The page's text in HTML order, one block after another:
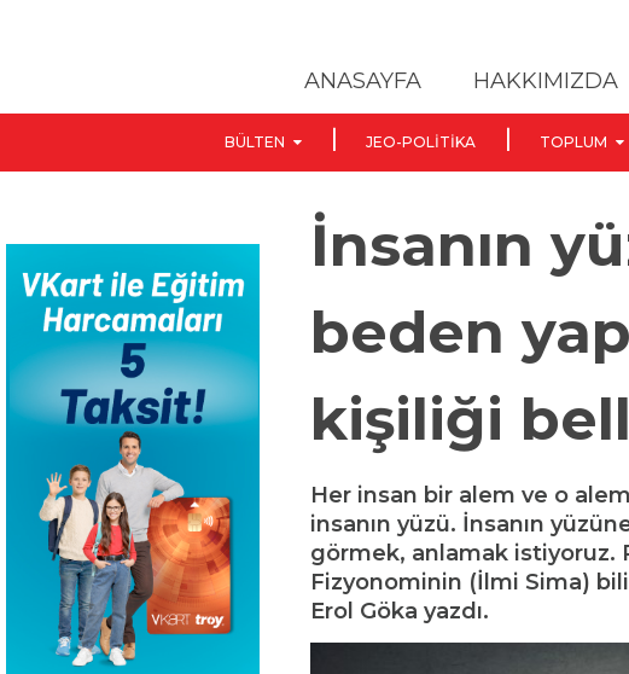
ANASAYFA HAKKIMIZDA
BÜLTEN JEO-POLITIKA TOPLUM
İnsanın
beden
kişiliği
Her insan bir alem ve o
insanın yüzü. İnsanın
görmek, anlamak istiyoruz.
Fizyonominin (İlmi Sima)
Erol Göka yazdı.